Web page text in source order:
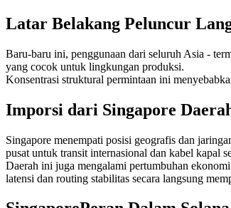
Latar Belakang Peluncur
Baru-baru ini, penggunaan dari seluruh Asia -
yang cocok untuk lingkungan produksi.
Konsentrasi struktural permintaan ini
Imporsi dari Singapore
Singapore menempati posisi geografis dan
pusat untuk transit internasional dan kabel kapal
Daerah ini juga mengalami pertumbuhan
latensi dan routing stabilitas secara langsung